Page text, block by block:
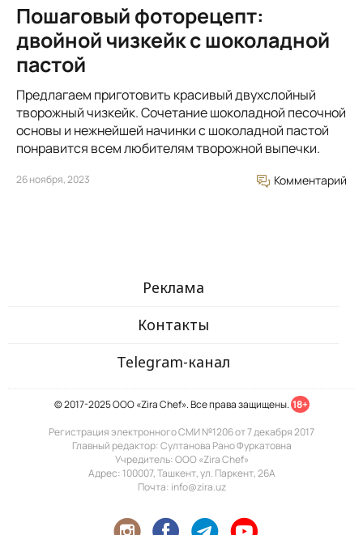
Пошаговый фоторецепт:
двойной чизкейк с шоколадной
пастой
Предлагаем приготовить красивый двухслойный
творожный чизкейк. Сочетание шоколадной песочной
основы и нежнейшей начинки с шоколадной пастой
понравится всем любителям творожной выпечки.
26 ноября, 2023 Комментарий
Реклама
Контакты
Telegram-канал
© 2017-2025 ООО «Zira Chef». Все права защищены. 18+
Регистрация электронного СМИ №1206 от 7 декабря 2017
Главный редактор: Султанова Рано Фуркатовна
Учредитель: ООО «Zira Chef»
Адрес: 100007, Ташкент, ул. Паркент, 26А
Почта: info@zira.uz